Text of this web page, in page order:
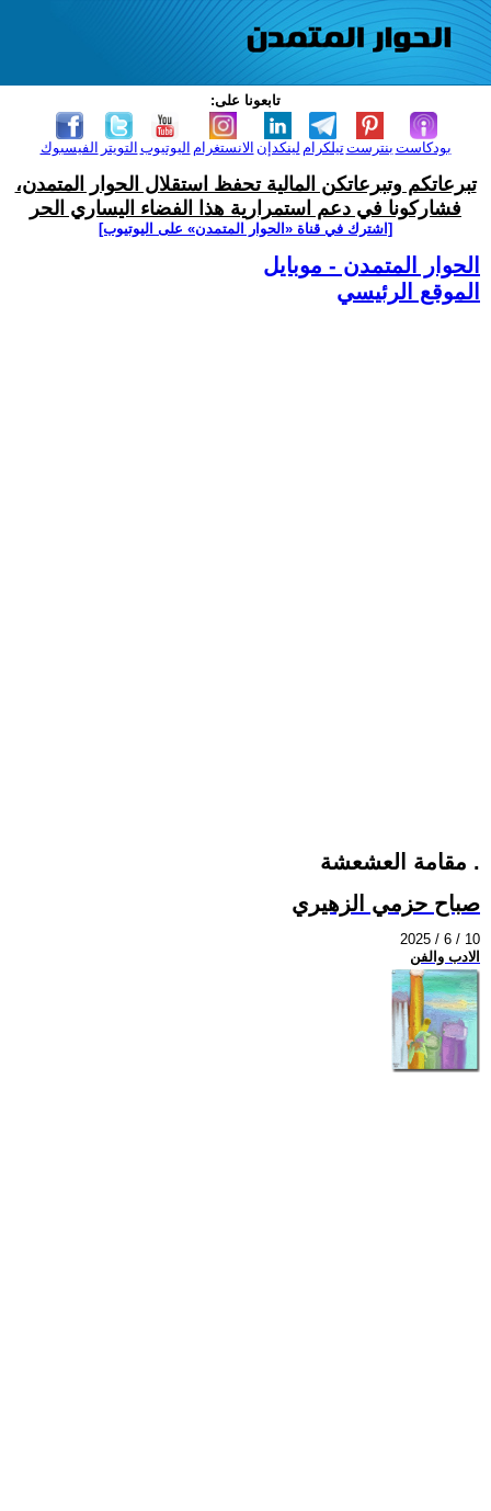
تابعونا على:
الفيسبوك التويتر اليوتيوب الانستغرام لينكدإن تيلكرامبنترست بودكاست
تبرعاتكم وتبرعاتكن المالية تحفظ استقلال الحوار المتمدن،
فشاركونا في دعم استمرارية هذا الفضاء اليساري الحر
[اشترك في قناة ‫«الحوار المتمدن» على اليوتيوب]
الحوار المتمدن - موبايل
الموقع الرئيسي
مقامة العشعشة .
صباح حزمي الزهيري
2025 / 6 / 10
الادب والفن